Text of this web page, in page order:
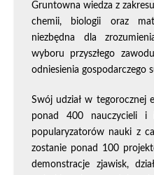
Gruntowna wiedza z
chemii, biologii oraz
niezbędna dla
wyboru przyszłego
odniesienia gospodarczego
Swój udział w tegorocznej
ponad 400 nauczycieli i
popularyzatorów nauki z
zostanie ponad 100
demonstracje zjawisk,